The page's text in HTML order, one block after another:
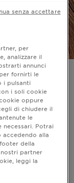
per
analizzare il
annunci
fornirti le
i pulsanti
i soli cookie
oppure
di chiudere il
le
Potrai
accedendo alla
della
nostri partner
leggi la
senza accettare